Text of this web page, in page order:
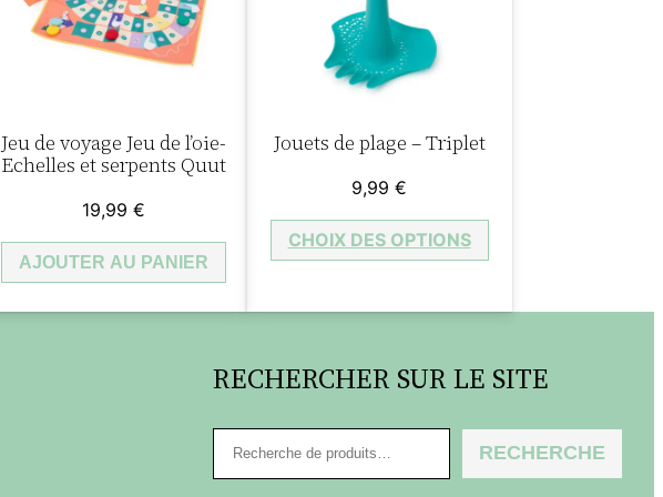
Jeu de voyage Jeu de l’oie-
Echelles et serpents Quut
19,99 €
AJOUTER AU PANIER
Jouets de plage – Triplet
9,99 €
CHOIX DES OPTIONS
RECHERCHER SUR LE SITE
e
RECHERCHE